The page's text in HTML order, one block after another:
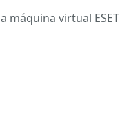
máquina virtual ESET